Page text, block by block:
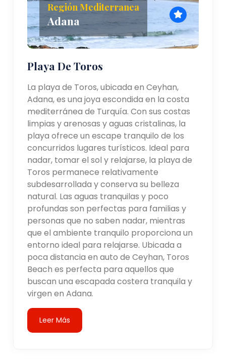
Región Mediterranea
Adana
Playa De Toros
La playa de Toros, ubicada en Ceyhan,
Adana, es una joya escondida en la costa
mediterránea de Turquía. Con sus costas
limpias y arenosas y aguas cristalinas, la
playa ofrece un escape tranquilo de los
concurridos lugares turísticos. Ideal para
nadar, tomar el sol y relajarse, la playa de
Toros permanece relativamente
subdesarrollada y conserva su belleza
natural. Las aguas tranquilas y poco
profundas son perfectas para familias y
personas que no saben nadar, mientras
que el ambiente tranquilo proporciona un
entorno ideal para relajarse. Ubicada a
poca distancia en auto de Ceyhan, Toros
Beach es perfecta para aquellos que
buscan una escapada costera tranquila y
virgen en Adana.
Leer Más